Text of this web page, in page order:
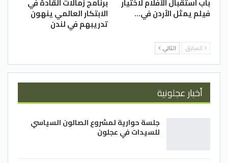
العرب منذ العام 1982، وتهدف إلى دعم البحث
العلمي وإبرازه في جميع أنحاء الوطن العربي،
والمشاركة في إعداد وإلهام جيلٍ من الباحثين
والخبراء والمختصين العرب في الميادين
العلميّة المختلفة.
–(بترا)
فيلم يمثل الأردن في… الابتكار العالمي ينهون
تدريبهم في لندن
السابق التالي
أخبار عجلونية
جلسة حوارية لمشروع الصالون السياسي
للسيدات في عجلون